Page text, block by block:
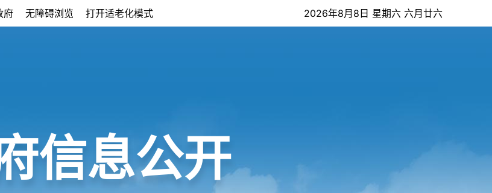
府 无障碍浏览 打开适老化模式 2026年8月8日 星期六 六月廿六
信息公开